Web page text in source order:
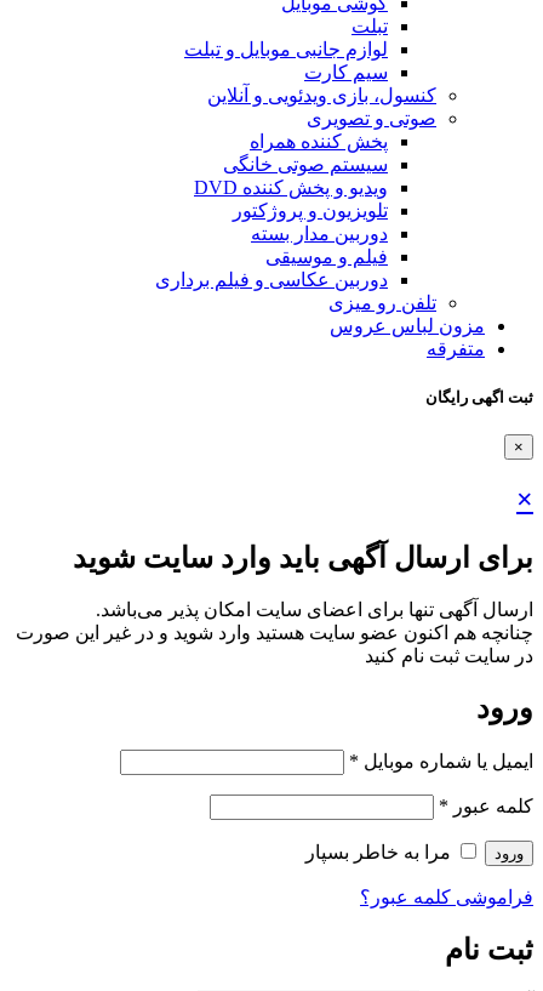
تبلت
لوازم جانبی موبایل و تبلت
سیم کارت
کنسول، بازی‌ ویدئویی و آنلاین
صوتی و تصویری
پخش کننده همراه
سیستم صوتی خانگی
ویدیو و پخش کننده DVD
تلویزیون و پروژکتور
دوربین مدار بسته
فیلم و موسیقی
دوربین عکاسی و فیلم برداری
تلفن رو میزی
مزون لباس عروس
متفرقه
ثبت اگهی رایگان
×
×
برای ارسال آگهی باید وارد سایت شوید
ارسال آگهی تنها برای اعضای سایت امکان پذیر می‌باشد.
چنانچه هم‌ اکنون عضو سایت هستید وارد شوید و در غیر این صورت
در سایت ثبت نام کنید
ورود
ایمیل یا شماره موبایل *
کلمه عبور *
ورود مرا به خاطر بسپار
فراموشی کلمه عبور؟
ثبت نام